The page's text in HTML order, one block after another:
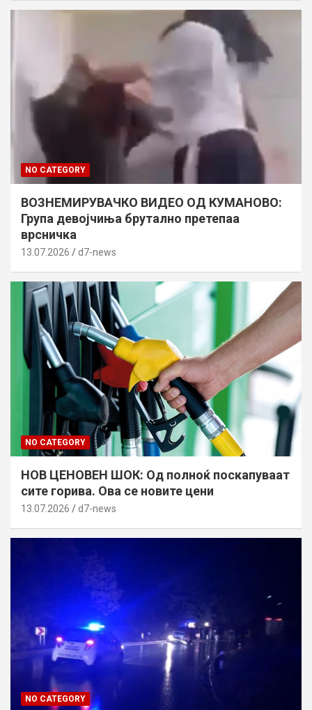
NO CATEGORY
ВОЗНЕМИРУВАЧКО ВИДЕО ОД КУМАНОВО:
Група девојчиња брутално претепаа
врсничка
13.07.2026 d7-news
NO CATEGORY
НОВ ЦЕНОВЕН ШОК: Од полноќ поскапуваат
сите горива. Ова се новите цени
13.07.2026 d7-news
NO CATEGORY